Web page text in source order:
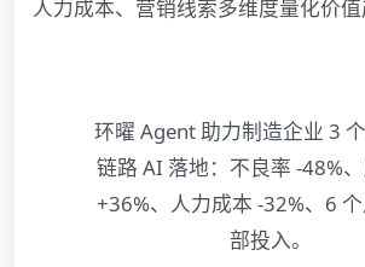
人力成本、营销线索多维度量化价值
环曜 Agent 助力制造企业 3
链路 AI 落地：不良率 -48%
+36%、人力成本 -32%、6
部投入。